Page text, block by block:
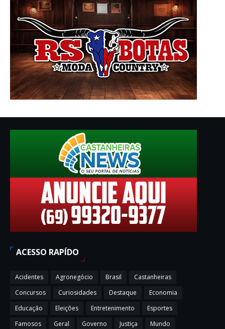
ACESSO RAPÍDO
Acidentes Agronegócio Brasil
Castanheiras
Concursos
Curiosidades Destaque
Economia
Educação
Eleições Entretenimento
Esportes
Famosos
Geral Governo Justiça
Mundo